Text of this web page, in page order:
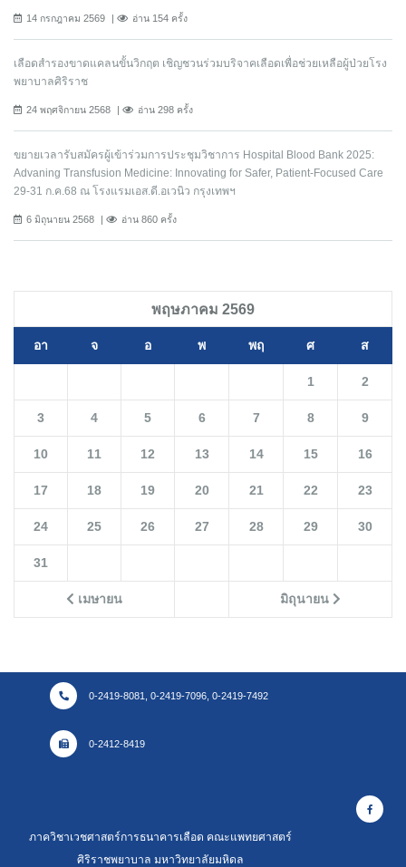
14 กรกฎาคม 2569 อ่าน 154 ครั้ง
เลือดสำรองขาดแคลนขั้นวิกฤต เชิญชวนร่วมบริจาคเลือดเพื่อช่วยเหลือผู้ป่วยโรง
พยาบาลศิริราช
24 พฤศจิกายน 2568 อ่าน 298 ครั้ง
ขยายเวลารับสมัครผู้เข้าร่วมการประชุมวิชาการ Hospital Blood Bank 2025:
Advaning Transfusion Medicine: Innovating for Safer, Patient-Focused Care
29-31 ก.ค.68 ณ โรงแรมเอส.ดี.อเวนิว กรุงเทพฯ
6 มิถุนายน 2568 อ่าน 860 ครั้ง
พฤษภาคม 2569
อา จ อ พ พฤ ศ ส
เมษายน มิถุนายน
1 2
3 4 5 6 7 8 9
10 11 12 13 14 15 16
17 18 19 20 21 22 23
24 25 26 27 28 29 30
31
0-2419-8081, 0-2419-7096, 0-2419-7492
0-2412-8419
ภาควิชาเวชศาสตร์การธนาคารเลือด คณะแพทยศาสตร์
ศิริราชพยาบาล มหาวิทยาลัยมหิดล